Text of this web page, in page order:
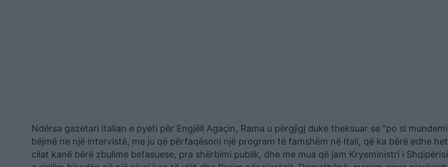
Ndërsa gazetari italian e pyeti për Engjëll Agaçin, Rama u përgjigj duke theksuar se “po si
bëjmë ne një intervistë, me ju që përfaqësoni një program të famshëm në Itali, që ka bërë edhe
cilat kanë bërë zbulime befasuese, pra shërbimi publik, dhe me mua që jam Kryeministri i